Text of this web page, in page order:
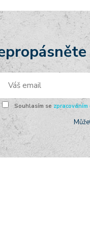
Souhlasím se